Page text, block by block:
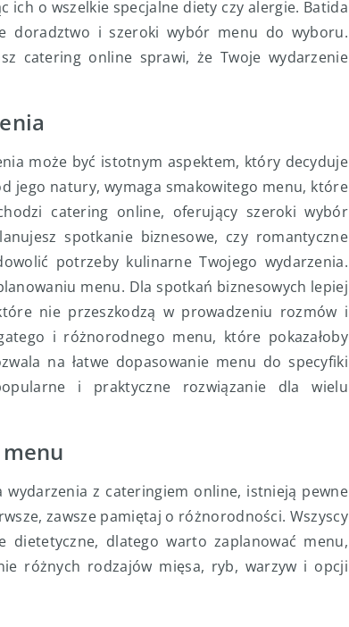
o wszelkie specjalne diety czy alergie. Batida
doradztwo i szeroki wybór menu do wyboru.
catering online sprawi, że Twoje wydarzenie
może być istotnym aspektem, który decyduje
jego natury, wymaga smakowitego menu, które
catering online, oferujący szeroki wybór
spotkanie biznesowe, czy romantyczne
potrzeby kulinarne Twojego wydarzenia.
menu. Dla spotkań biznesowych lepiej
nie przeszkodzą w prowadzeniu rozmów i
i różnorodnego menu, które pokazałoby
na łatwe dopasowanie menu do specyfiki
i praktyczne rozwiązanie dla wielu
z cateringiem online, istnieją pewne
zawsze pamiętaj o różnorodności. Wszyscy
dietetyczne, dlatego warto zaplanować menu,
różnych rodzajów mięsa, ryb, warzyw i opcji